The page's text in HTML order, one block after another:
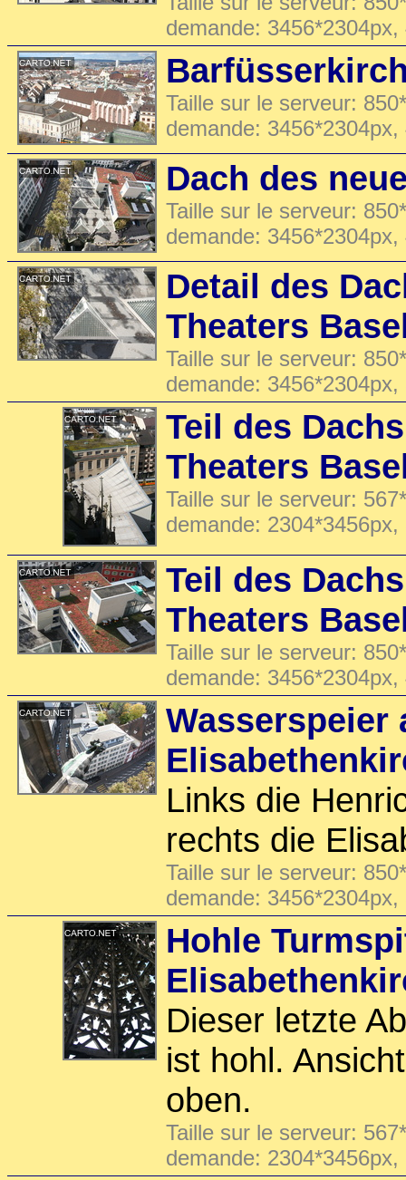
demande:
Taille sur le serveur:
demande:
Dach des
Taille sur le serveur:
demande:
Detail des
Theaters
Taille sur le serveur:
demande:
Teil des
Theaters
Taille sur le serveur:
demande:
Teil des
Theaters
Taille sur le serveur:
demande:
Wasserspeier
Links die
rechts die
Taille sur le serveur:
demande:
Hohle
Dieser letzte
ist hohl.
oben.
Taille sur le serveur:
demande: